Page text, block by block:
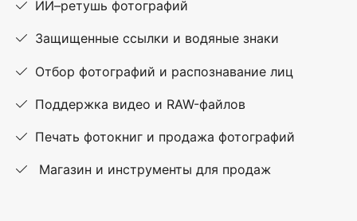
ИИ–ретушь фотографий
Защищенные ссылки и водяные знаки
Отбор фотографий и распознавание лиц
Поддержка видео и RAW-файлов
Печать фотокниг и продажа фотографий
Магазин и инструменты для продаж